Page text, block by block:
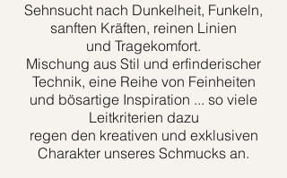
Sehnsucht nach Dunkelheit, Funkeln,
sanften Kräften, reinen Linien
und Tragekomfort.
Mischung aus Stil und erfinderischer
Technik, eine Reihe von Feinheiten
und bösartige Inspiration ... so viele
Leitkriterien dazu
regen den kreativen und exklusiven
Charakter unseres Schmucks an.